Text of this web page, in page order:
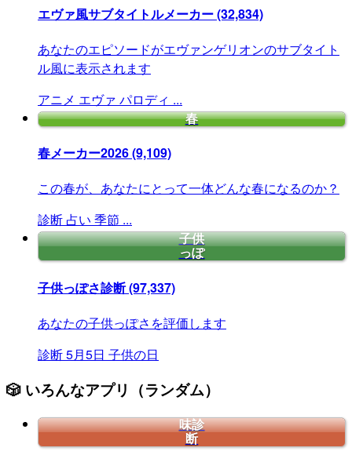
エヴァ風サブタイトルメーカー(32,834)
あなたのエピソードがエヴァンゲリオンのサブタイト
ル風に表示されます
アニメ エヴァ パロディ ...
春
春メーカー2026(9,109)
この春が、あなたにとって一体どんな春になるのか？
診断 占い 季節 ...
子供
っぽ
子供っぽさ診断(97,337)
あなたの子供っぽさを評価します
診断5月5日 子供の日
🎲 いろんなアプリ（ランダム）
味診
断